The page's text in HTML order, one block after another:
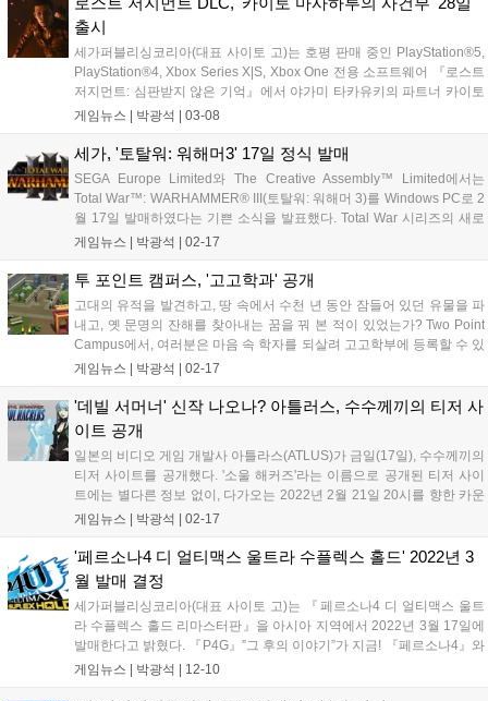
출시
세가퍼블리싱코리아(대표 사이토 고)는 호평 판매 중인 PlayStation®5,
PlayStation®4, Xbox Series X|S, Xbox One 전용 소프트웨어 『로스트
저지먼트: 심판받지 않은 기억』에서 야가미 타카유키의 파트너 카이토
마사하루가 주인공인 추가 스토리를 즐길 수 있는 다운로드 콘텐츠
게임뉴스 | 박광석 | 03-08
세가, '토탈워: 워해머3' 17일 정식 발매
SEGA Europe Limited와 The Creative Assembly™ Limited에서는
Total War™: WARHAMMER® III(토탈워: 워해머 3)를 Windows PC로 2
월 17일 발매하였다는 기쁜 소식을 발표했다. Total War 시리즈의 새로
운 발전을 이끌어 냈을 뿐만 아니라 엄청난 스케일도 자랑하는 게임,
게임뉴스 | 박광석 | 02-17
투 포인트 캠퍼스, '고고학과' 공개
고대의 유적을 발견하고, 땅 속에서 수천 년 동안 잠들어 있던 유물을 파
내고, 옛 문명의 잔해를 찾아내는 꿈을 꿔 본 적이 있었는가? Two Point
Campus에서, 여러분은 마음 속 학자를 되살려 고고학부에 등록할 수 있
다. 삽과 돋보기, 그리고 먼지떨이를 가지고 부와 명예를 거머쥘 수 있는
게임뉴스 | 박광석 | 02-17
'데빌 서머너' 신작 나오나? 아틀러스, 수수께끼의 티저 사
이트 공개
일본의 비디오 게임 개발사 아틀라스(ATLUS)가 금일(17일), 수수께끼의
티저 사이트를 공개했다. '소울 해커즈'라는 이름으로 공개된 티저 사이
트에는 별다른 정보 없이, 다가오는 2022년 2월 21일 20시를 향한 카운
트 다운 표시만 노출되고 있을 뿐이다. 현재 뚜렷하게 밝혀진 정보는 없
게임뉴스 | 박광석 | 02-17
'페르소나4 디 얼티맥스 울트라 수플렉스 홀드' 2022년 3
월 발매 결정
세가퍼블리싱코리아(대표 사이토 고)는 『페르소나4 디 얼티맥스 울트
라 수플렉스 홀드 리마스터판』을 아시아 지역에서 2022년 3월 17일에
발매한다고 밝혔다. 『P4G』”그 후의 이야기”가 지금! 『페르소나4』와
『페르소나3』의 캐릭터가 집결하여 뜨거운 배틀을 펼치는 2D 대전 격
게임뉴스 | 박광석 | 12-10